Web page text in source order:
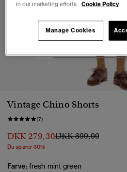
Vintage Chino Shorts
(7)
DKK 279,30Pris nedsat fra
DKK 399,00til
Du sparer 30%
Farve: fresh mint green
in our marketing efforts. Cookie Policy
Manage Cookies